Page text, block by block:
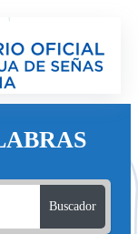
Buscador